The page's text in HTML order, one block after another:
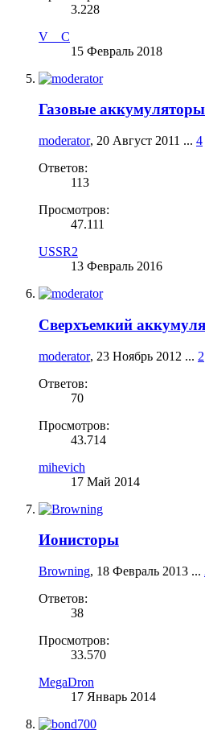
3.228
V__C
15 Февраль 2018
Газовые аккумуляторы
moderator, 20 Август 2011 ... 4
Ответов:
113
Просмотров:
47.111
USSR2
13 Февраль 2016
Сверхъемкий
moderator, 23 Ноябрь 2012 ... 2
Ответов:
70
Просмотров:
43.714
mihevich
17 Май 2014
Ионисторы
Browning, 18 Февраль 2013 ...
Ответов:
38
Просмотров:
33.570
MegaDron
17 Январь 2014